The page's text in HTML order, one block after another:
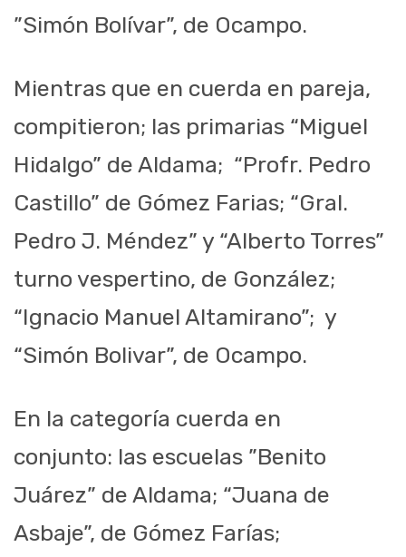
”Simón Bolívar”, de Ocampo.
Mientras que en cuerda en pareja,
compitieron; las primarias “Miguel
Hidalgo” de Aldama; “Profr. Pedro
Castillo” de Gómez Farias; “Gral.
Pedro J. Méndez” y “Alberto Torres”
turno vespertino, de González;
“Ignacio Manuel Altamirano”; y
“Simón Bolivar”, de Ocampo.
En la categoría cuerda en
conjunto: las escuelas ”Benito
Juárez” de Aldama; “Juana de
Asbaje”, de Gómez Farías;